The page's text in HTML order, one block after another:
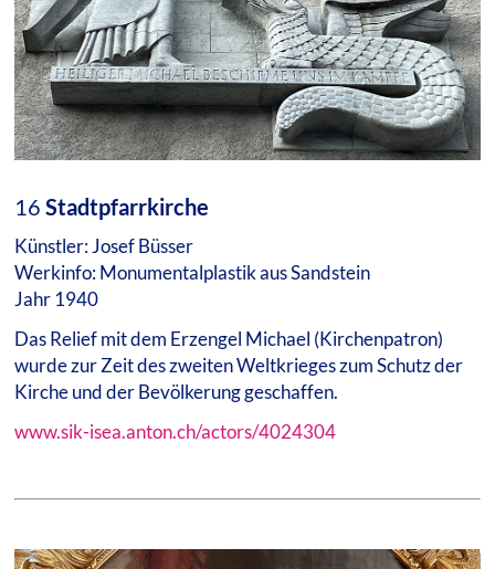
16Stadtpfarrkirche
Künstler: Josef Büsser
Werkinfo: Monumentalplastik aus Sandstein
Jahr 1940
Das Relief mit dem Erzengel Michael (Kirchenpatron)
wurde zur Zeit des zweiten Weltkrieges zum Schutz der
Kirche und der Bevölkerung geschaffen.
www.sik-isea.anton.ch/actors/4024304